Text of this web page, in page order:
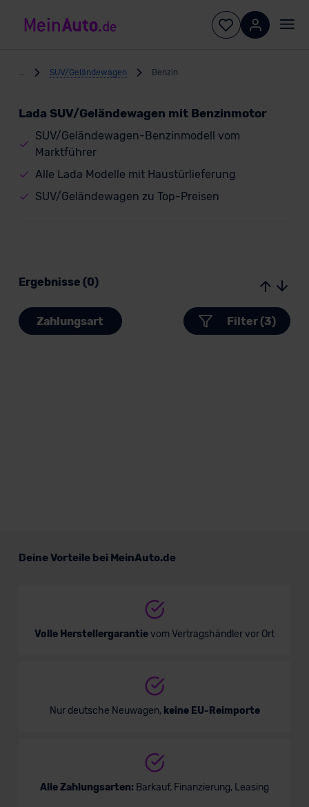
SUV/Geländewagen Benzin
Lada SUV/Geländewagen mit Benzinmotor
SUV/Geländewagen-Benzinmodell vom
Marktführer
Alle Lada Modelle mit Haustürlieferung
SUV/Geländewagen zu Top-Preisen
Ergebnisse (0)
Zahlungsart Filter (3)
Deine Vorteile bei MeinAuto.de
Volle Herstellergarantievom Vertragshändler vor Ort
Nur deutsche Neuwagen, keine EU-Reimporte
Alle Zahlungsarten: Barkauf, Finanzierung, Leasing